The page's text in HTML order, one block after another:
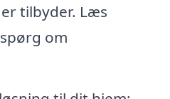
tilbyder. Læs
om